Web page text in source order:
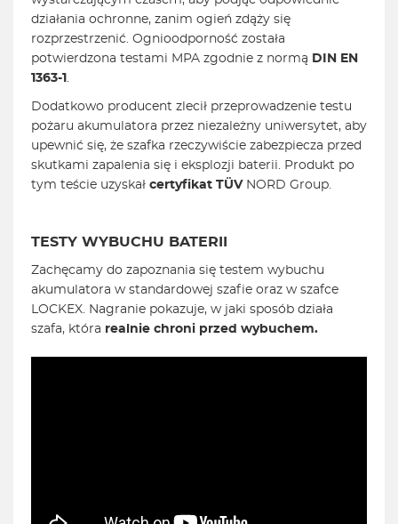
działania ochronne, zanim ogień zdąży się
rozprzestrzenić. Ognioodporność została
potwierdzona testami MPA zgodnie z normą DIN EN
1363-1 .
Dodatkowo producent zlecił przeprowadzenie testu
pożaru akumulatora przez niezależny uniwersytet, aby
upewnić się, że szafka rzeczywiście zabezpiecza przed
skutkami zapalenia się i eksplozji baterii. Produkt po
tym teście uzyskał certyfikat TÜV NORD Group.
TESTY WYBUCHU BATERII
Zachęcamy do zapoznania się testem wybuchu
akumulatora w standardowej szafie oraz w szafce
LOCKEX. Nagranie pokazuje, w jaki sposób działa
szafa, która realnie chroni przed wybuchem.